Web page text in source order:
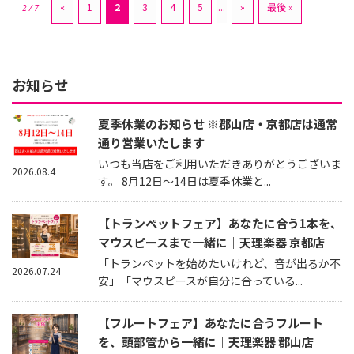
2 / 7 « 1 2 3 4 5 ... » 最後 »
お知らせ
夏季休業のお知らせ ※郡山店・京都店は通常
通り営業いたします
いつも当店をご利用いただきありがとうございま
す。 8月12日～14日は夏季休業と...
2026.08.4
【トランペットフェア】あなたに合う1本を、
マウスピースまで一緒に｜天理楽器 京都店
「トランペットを始めたいけれど、音が出るか不
安」「マウスピースが自分に合っている...
2026.07.24
【フルートフェア】あなたに合うフルート
を、頭部管から一緒に｜天理楽器 郡山店